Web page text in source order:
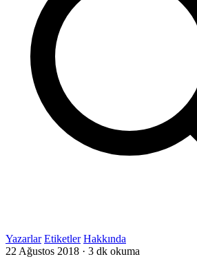
Yazarlar Etiketler Hakkında
22 Ağustos 2018 · 3 dk okuma